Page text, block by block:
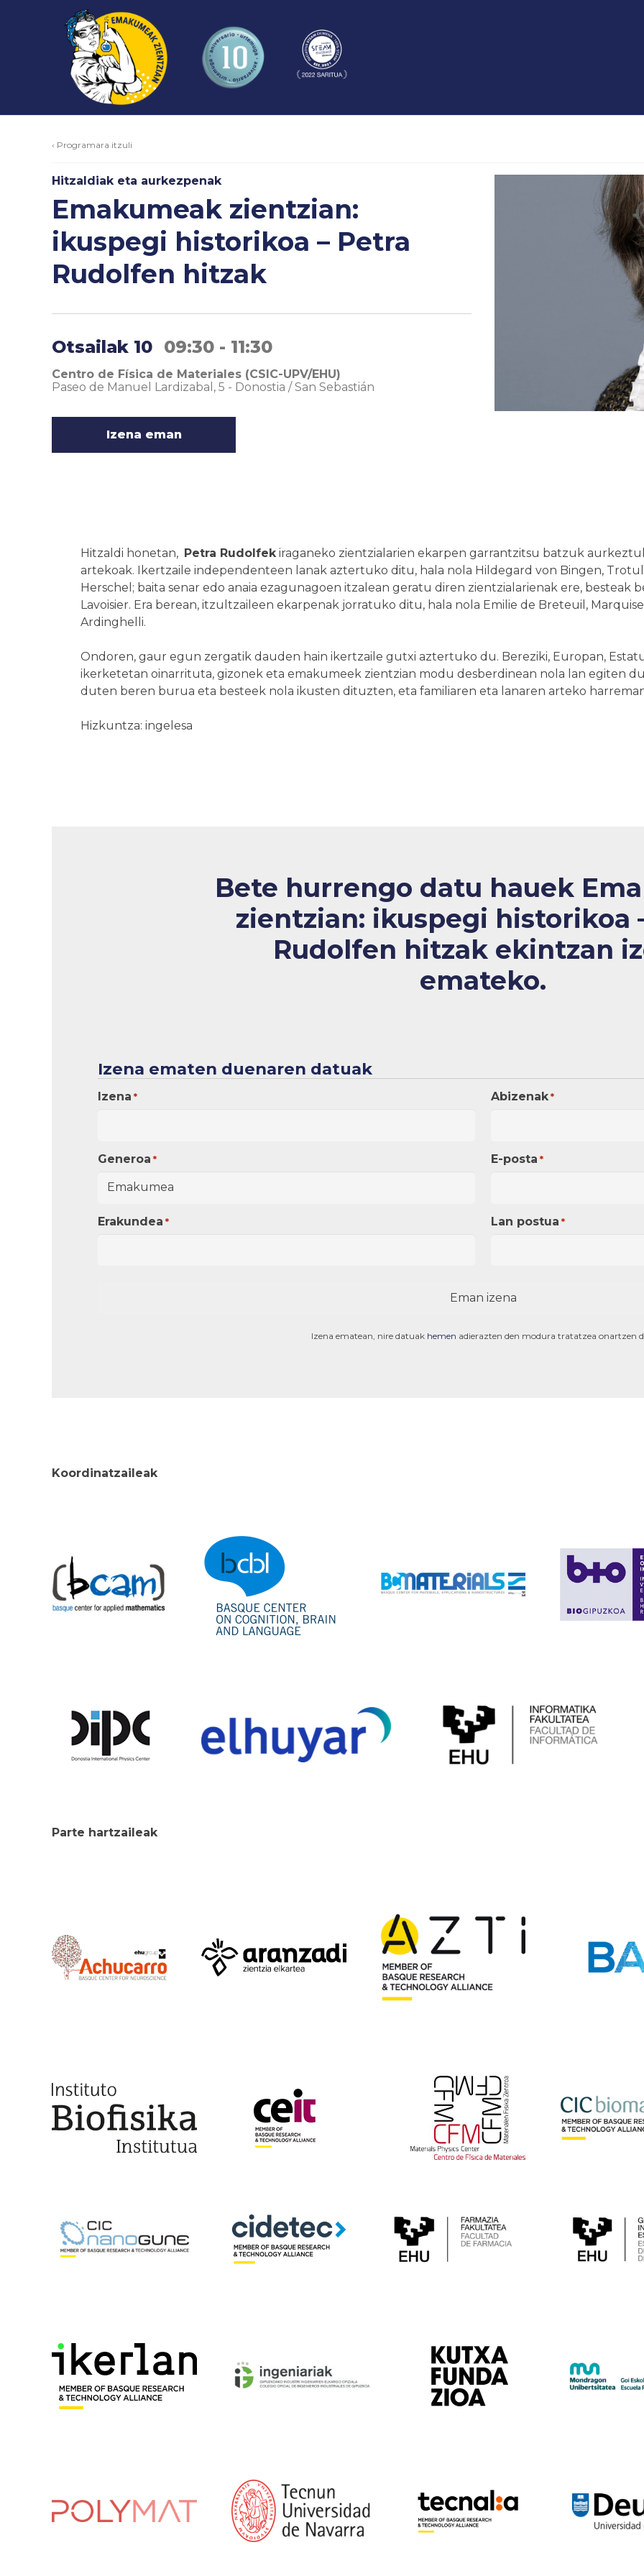
‹ Programara itzuli
Hitzaldiak eta aurkezpenak
Emakumeak zientzian:
ikuspegi historikoa – Petra
Rudolfen hitzak
Otsailak 10 09:30 - 11:30
Centro de Física de Materiales (CSIC-UPV/EHU)
Paseo de Manuel Lardizabal, 5 - Donostia / San Sebastián
Izena eman
Hitzaldi honetan, Petra Rudolfekiraganeko zientzialarien ekarpen garrantzitsu batzuk
artekoak. Ikertzaile independenteen lanak aztertuko ditu, hala nola Hildegard von Bingen,
Herschel; baita senar edo anaia ezagunagoen itzalean geratu diren zientzialarienak ere, besteak
Lavoisier. Era berean, itzultzaileen ekarpenak jorratuko ditu, hala nola Emilie de Breteuil,
Ardinghelli.
Ondoren, gaur egun zergatik dauden hain ikertzaile gutxi aztertuko du. Bereziki, Europan,
ikerketetan oinarrituta, gizonek eta emakumeek zientzian modu desberdinean nola lan egiten
duten beren burua eta besteek nola ikusten dituzten, eta familiaren eta lanaren arteko
Hizkuntza: ingelesa
Bete hurrengo datu hauek
zientzian: ikuspegi historikoa
Rudolfen hitzak ekintzan
emateko.
Izena ematen duenaren datuak
Izena * Abizenak *
Generoa * E-posta *
Erakundea * Lan postua *
Izena ematean, nire datuak hemen adierazten den modura tratatzea onartzen
Koordinatzaileak
Parte hartzaileak